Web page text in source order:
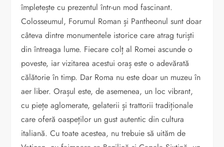
împletește cu prezentul într-un mod fascinant.
Colosseumul, Forumul Roman și Pantheonul sunt doar
câteva dintre monumentele istorice care atrag turiști
din întreaga lume. Fiecare colț al Romei ascunde o
poveste, iar vizitarea acestui oraș este o adevărată
călătorie în timp. Dar Roma nu este doar un muzeu în
aer liber. Orașul este, de asemenea, un loc vibrant,
cu piețe aglomerate, gelaterii și trattorii tradiționale
care oferă oaspeților un gust autentic din cultura
italiană. Cu toate acestea, nu trebuie să uităm de